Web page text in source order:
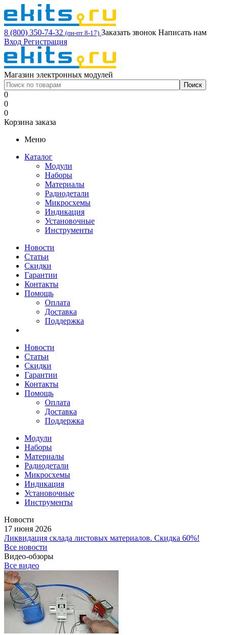
8 (800) 350-74-32 (пн-пт 8-17) Заказать звонок Написать нам
Вход Регистрация
Магазин электронных модулей
0
0
0
Корзина заказа
Меню
Каталог
Модули
Наборы
Материалы
Радиодетали
Микросхемы
Индикация
Установочные
Инструменты
Новости
Статьи
Скидки
Гарантии
Контакты
Помощь
Оплата
Доставка
Поддержка
Новости
Статьи
Скидки
Гарантии
Контакты
Помощь
Оплата
Доставка
Поддержка
Модули
Наборы
Материалы
Радиодетали
Микросхемы
Индикация
Установочные
Инструменты
Новости
17 июня 2026
Ликвидация склада листовых материалов. Скидка 60%!
Все новости
Видео-обзоры
Все видео